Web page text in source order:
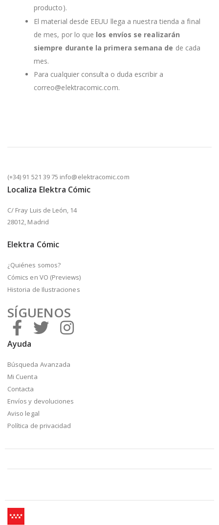
producto).
El material desde EEUU llega a nuestra tienda a final
de mes, por lo que los envíos se realizarán
siempre durante la primera semana de de cada
mes.
Para cualquier consulta o duda escribir a
correo@elektracomic.com.
(+34) 91 521 39 75 info@elektracomic.com
Localiza Elektra Cómic
C/ Fray Luis de León, 14
28012, Madrid
Elektra Cómic
¿Quiénes somos?
Cómics en VO (Previews)
Historia de Ilustraciones
SÍGUENOS
Ayuda
Búsqueda Avanzada
Mi Cuenta
Contacta
Envíos y devoluciones
Aviso legal
Política de privacidad